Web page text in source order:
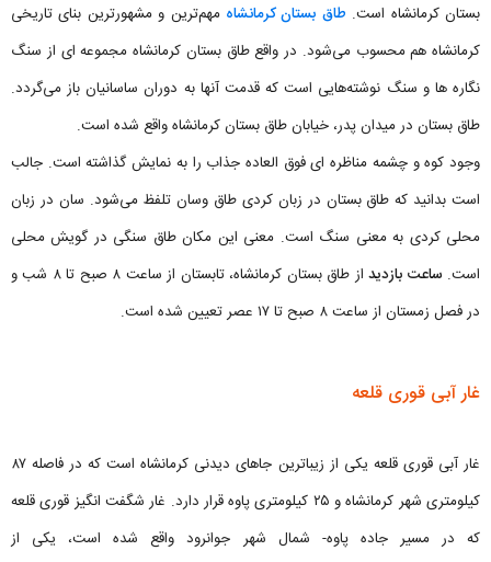
بستان کرمانشاه است. طاق بستان کرمانشاه مهم‌ترین و مشهورترین بنای تاریخی
کرمانشاه هم محسوب می‌شود. در واقع طاق بستان کرمانشاه مجموعه ای از سنگ
نگاره ها و سنگ نوشته‌هایی است که قدمت آنها به دوران ساسانیان باز می‌گردد.
طاق بستان در میدان پدر، خیابان طاق بستان کرمانشاه واقع شده است.
وجود کوه و چشمه مناظره ای فوق العاده جذاب را به نمایش گذاشته است. جالب
است بدانید که طاق بستان در زبان کردی طاق وسان تلفظ می‌شود. سان در زبان
محلی کردی به معنی سنگ است. معنی این مکان طاق سنگی در گویش محلی
است. ساعت بازدید
از طاق بستان کرمانشاه، تابستان‌ از ساعت ۸ صبح تا ۸ شب و
در فصل زمستان‌ از ساعت ۸ صبح تا ۱۷ عصر تعیین شده است.
غار آبی قوری قلعه
غار آبی قوری قلعه یکی از زیباترین جاهای دیدنی کرمانشاه است که در فاصله ۸۷
کیلومتری شهر کرمانشاه و ۲۵ کیلومتری پاوه قرار دارد. غار شگفت انگیز قوری قلعه
که در مسیر جاده پاوه- شمال شهر جوانرود واقع شده است، یکی از